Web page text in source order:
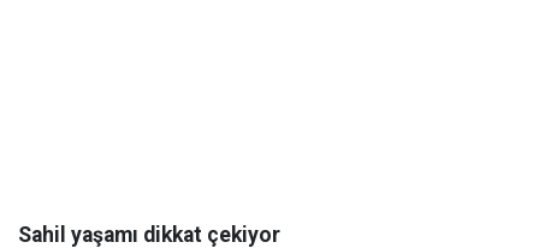
Sahil yaşamı dikkat çekiyor